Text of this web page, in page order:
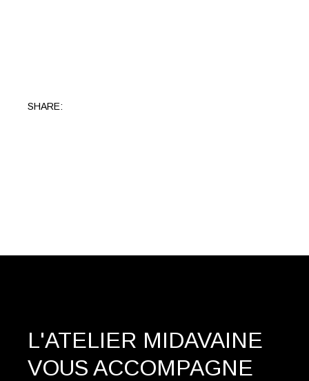
SHARE:
L'ATELIER MIDAVAINE
VOUS ACCOMPAGNE